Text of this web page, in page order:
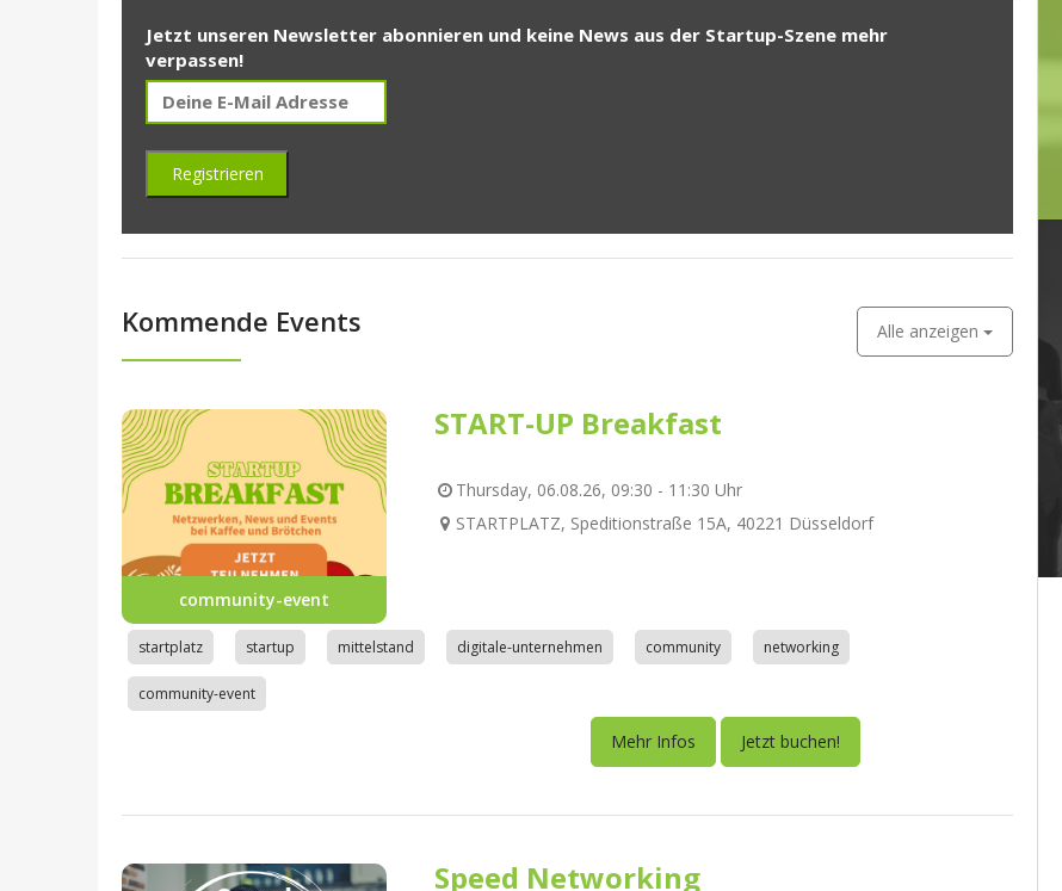
Jetzt unseren Newsletter abonnieren und keine News aus der Startup-Szene mehr
verpassen!
Kommende Events Alle anzeigen
community-event
START-UP Breakfast
Thursday, 06.08.26, 09:30 - 11:30 Uhr
STARTPLATZ, Speditionstraße 15A, 40221 Düsseldorf
startplatz startup mittelstand digitale-unternehmen community networking
community-event
Mehr Infos Jetzt buchen!
Speed Networking